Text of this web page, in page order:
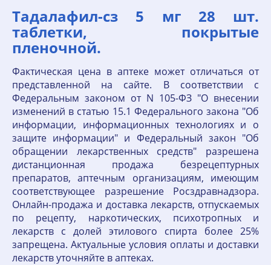
Тадалафил-cз 5 мг 28 шт.
таблетки, покрытые
пленочной.
Фактическая цена в аптеке может отличаться от
представленной на сайте. В соответствии с
Федеральным законом от N 105-ФЗ "О внесении
изменений в статью 15.1 Федерального закона "Об
информации, информационных технологиях и о
защите информации" и Федеральный закон "Об
обращении лекарственных средств" разрешена
дистанционная продажа безрецептурных
препаратов, аптечным организациям, имеющим
соответствующее разрешение Росздравнадзора.
Онлайн-продажа и доставка лекарств, отпускаемых
по рецепту, наркотических, психотропных и
лекарств с долей этилового спирта более 25%
запрещена. Актуальные условия оплаты и доставки
лекарств уточняйте в аптеках.